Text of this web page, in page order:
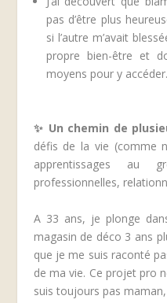
pas d’être plus
si l’autre m’avait
propre bien-être et
moyens pour y accéder.
✨ Un chemin de
défis de la vie (comme
apprentissages au
professionnelles,
A 33 ans, je plonge
magasin de déco 3 ans
que je me suis raconté
de ma vie. Ce projet pro
suis toujours pas